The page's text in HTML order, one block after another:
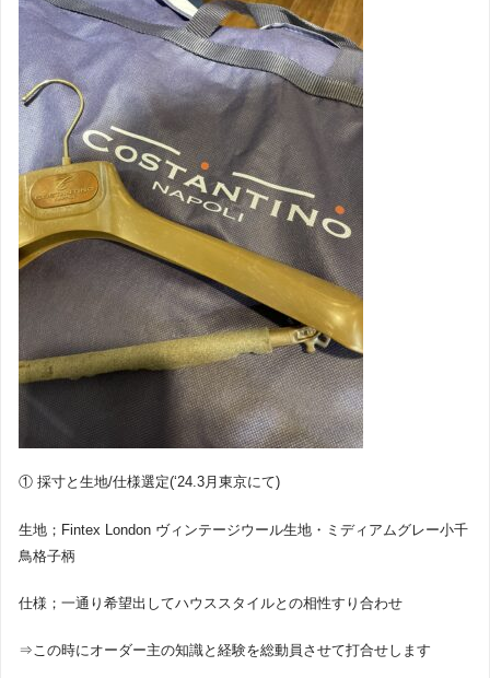
① 採寸と生地/仕様選定(‘24.3月東京にて)
生地；Fintex London ヴィンテージウール生地・ ミディアムグレー小千
鳥格子柄
仕様；一通り希望出してハウススタイルとの相性すり合わせ
⇒この時にオーダー主の知識と経験を総動員させて打合せします